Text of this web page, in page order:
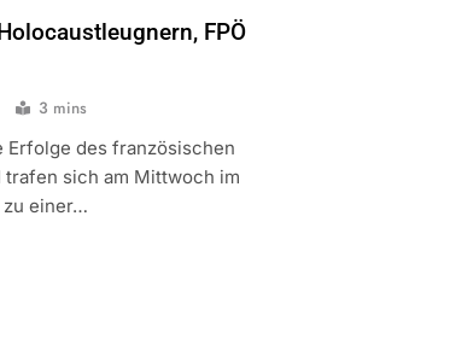
FPÖ
3 mins
Erfolge des französischen
trafen sich am Mittwoch im
zu einer…